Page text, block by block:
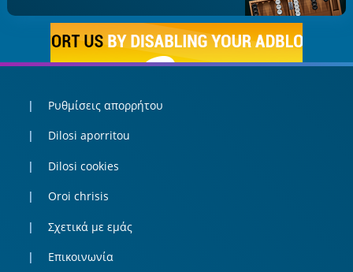
Ρυθμίσεις απορρήτου
Dilosi aporritou
Dilosi cookies
Oroi chrisis
Σχετικά με εμάς
Επικοινωνία